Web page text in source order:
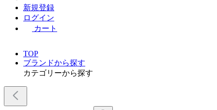
新規登録
ログイン
カート
TOP
ブランドから探す
カテゴリーから探す